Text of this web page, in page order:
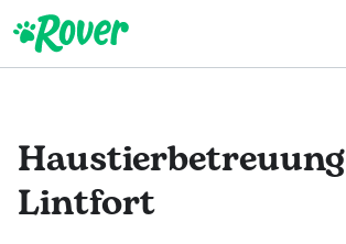
Haustierbetreuung
Lintfort